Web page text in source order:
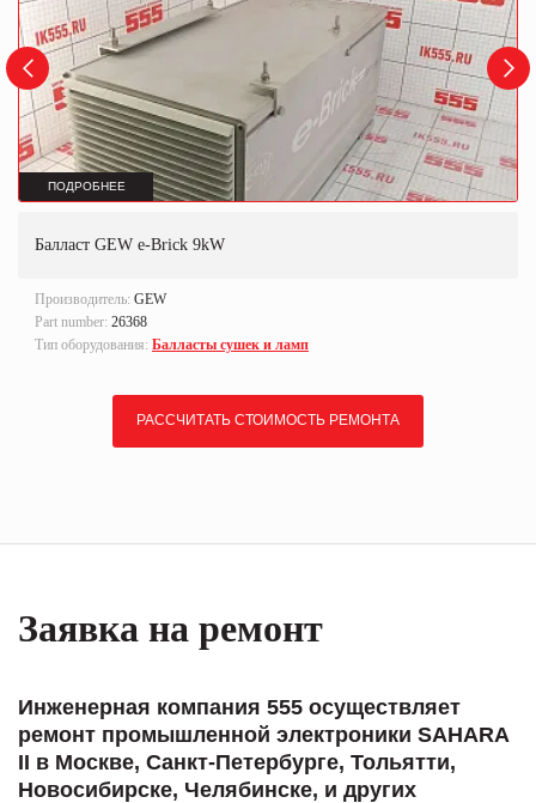
ПОДРОБНЕЕ
Балласт GEW e-Brick 9kW
Производитель: GEW
Part number: 26368
Тип оборудования: Балласты сушек и ламп
РАССЧИТАТЬ СТОИМОСТЬ РЕМОНТА
Заявка на ремонт
Инженерная компания 555 осуществляет
ремонт промышленной электроники SAHARA
II в Москве, Санкт-Петербурге, Тольятти,
Новосибирске, Челябинске, и других